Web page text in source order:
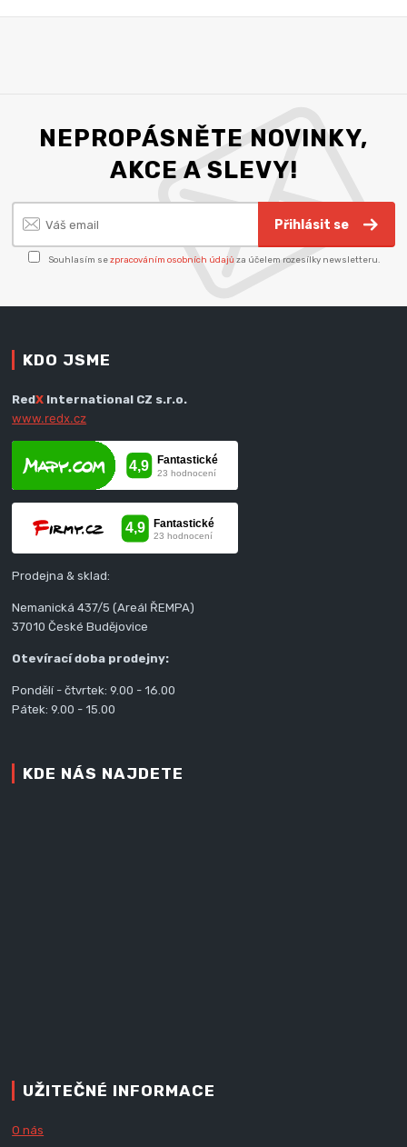
NEPROPÁSNĚTE NOVINKY,
AKCE A SLEVY!
Přihlásit se
Souhlasím sezpracováním osobních údajů za účelem rozesílky newsletteru.
KDO JSME
RedX International CZ s.r.o.
www.redx.cz
Prodejna & sklad:
Nemanická 437/5 (Areál ŘEMPA)
37010 České Budějovice
Otevírací doba prodejny:
Pondělí - čtvrtek: 9.00 - 16.00
Pátek: 9.00 - 15.00
KDE NÁS NAJDETE
UŽITEČNÉ INFORMACE
O nás